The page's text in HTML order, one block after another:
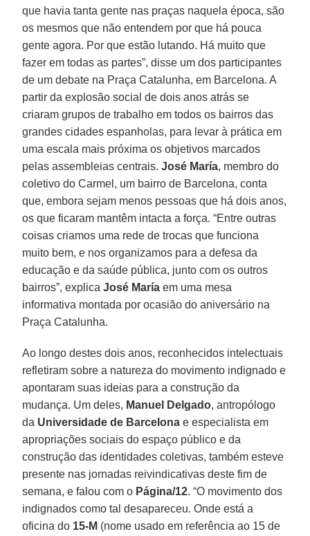
que havia tanta gente nas praças naquela época, são
os mesmos que não entendem por que há pouca
gente agora. Por que estão lutando. Há muito que
fazer em todas as partes”, disse um dos participantes
de um debate na Praça Catalunha, em Barcelona. A
partir da explosão social de dois anos atrás se
criaram grupos de trabalho em todos os bairros das
grandes cidades espanholas, para levar à prática em
uma escala mais próxima os objetivos marcados
pelas assembleias centrais.José María, membro do
coletivo do Carmel, um bairro de Barcelona, conta
que, embora sejam menos pessoas que há dois anos,
os que ficaram mantêm intacta a força. “Entre outras
coisas criamos uma rede de trocas que funciona
muito bem, e nos organizamos para a defesa da
educação e da saúde pública, junto com os outros
bairros”, explicaJosé María em uma mesa
informativa montada por ocasião do aniversário na
Praça Catalunha.
Ao longo destes dois anos, reconhecidos intelectuais
refletiram sobre a natureza do movimento indignado e
apontaram suas ideias para a construção da
mudança. Um deles, Manuel Delgado, antropólogo
da Universidade de Barcelona e especialista em
apropriações sociais do espaço público e da
construção das identidades coletivas, também esteve
presente nas jornadas reivindicativas deste fim de
semana, e falou com o Página/12. “O movimento dos
indignados como tal desapareceu. Onde está a
oficina do 15-M (nome usado em referência ao 15 de